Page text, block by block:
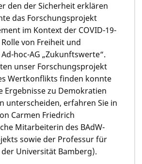
den der Sicherheit erklären
das Forschungsprojekt
im Kontext der COVID-19-
von Freiheit und
hoc-AG „Zukunftswerte“.
unser Forschungsprojekt
Wertkonflikts finden konnte
Ergebnisse zu Demokratien
unterscheiden, erfahren Sie in
Carmen Friedrich
Mitarbeiterin des BAdW-
sowie der Professur für
Universität Bamberg).